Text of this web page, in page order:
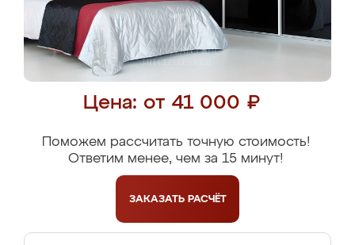
Цена: от 41 000 ₽
Поможем рассчитать точную стоимость!
Ответим менее, чем за 15 минут!
ЗАКАЗАТЬ РАСЧЁТ